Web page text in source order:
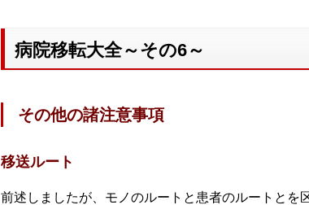
病院移転大全～その6～
その他の諸注意事項
移送ルート
前述しましたが、モノのルートと患者のルートと